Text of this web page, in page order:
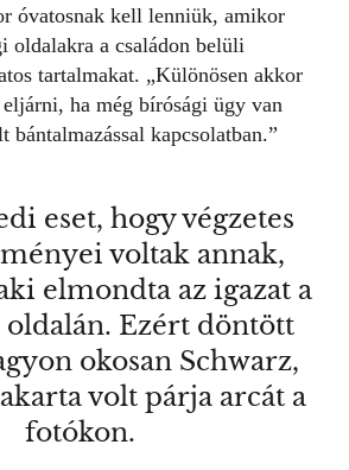
óvatosnak kell lenniük, amikor
oldalakra a családon belüli
tartalmakat. „Különösen akkor
ha még bírósági ügy van
bántalmazással kapcsolatban.”
eset, hogy végzetes
voltak annak,
elmondta az igazat a
oldalán. Ezért döntött
okosan Schwarz,
volt párja arcát a
fotókon.